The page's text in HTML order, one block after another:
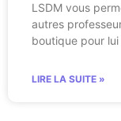
LSDM vous
autres
boutique pour
LIRE LA SUITE »